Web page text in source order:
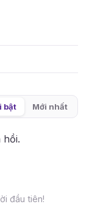
bật Mới nhất
hồi.
đầu tiên!